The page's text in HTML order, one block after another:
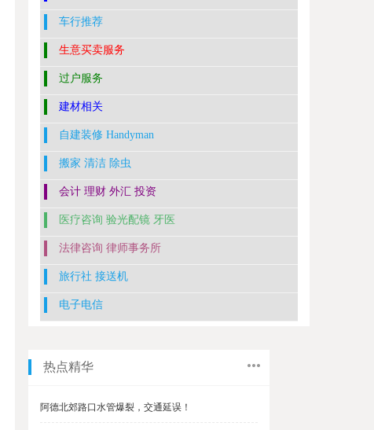
车行推荐
生意买卖服务
过户服务
建材相关
自建装修 Handyman
搬家 清洁 除虫
会计 理财 外汇 投资
医疗咨询 验光配镜 牙医
法律咨询 律师事务所
旅行社 接送机
电子电信
热点精华
阿德北郊路口水管爆裂，交通延误！